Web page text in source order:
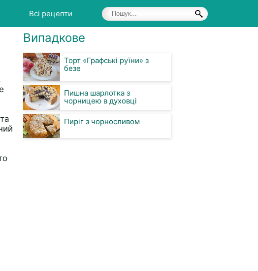
Всі рецепти
Випадкове
Торт «Графські руїни» з
безе
Пишна шарлотка з
чорницею в духовці
Пиріг з чорносливом